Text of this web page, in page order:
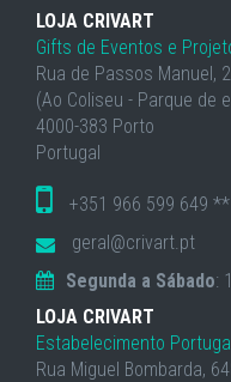
LOJA CRIVART
Gifts de Eventos e
Rua de Passos Manuel,
(Ao Coliseu - Parque de
4000-383 Porto
Portugal
+351 966 599 649 **
geral@crivart.pt
Segunda a Sábado:
LOJA CRIVART
Estabelecimento
Rua Miguel Bombarda,